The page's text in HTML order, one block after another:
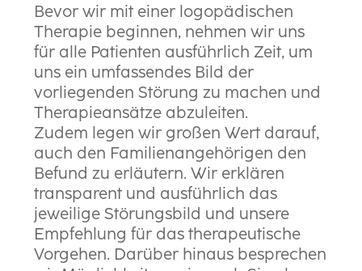
Bevor wir mit einer logopädischen
Therapie beginnen, nehmen wir uns
für alle Patienten ausführlich Zeit, um
uns ein umfassendes Bild der
vorliegenden Störung zu machen und
Therapieansätze abzuleiten.
Zudem legen wir großen Wert darauf,
auch den Familienangehörigen den
Befund zu erläutern. Wir erklären
transparent und ausführlich das
jeweilige Störungsbild und unsere
Empfehlung für das therapeutische
Vorgehen. Darüber hinaus besprechen